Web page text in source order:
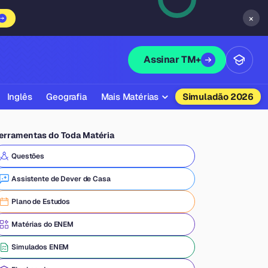
×
Assinar TM+
Inglês Geografia Mais Matérias
Química
Física
Filosofia
Literatura
Simuladão 2026
do Toda Matéria
Questões
Assistente de Dever de Casa
Plano de Estudos
Matérias do ENEM
Simulados ENEM